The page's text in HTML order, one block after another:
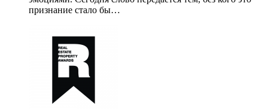
признание стало бы…